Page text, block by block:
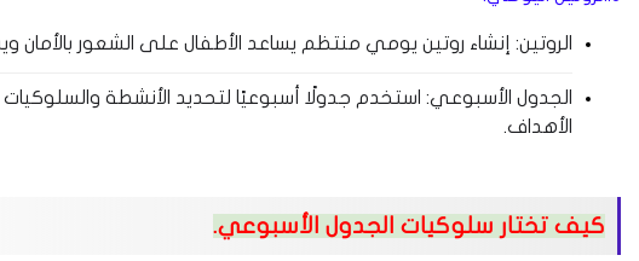
الروتين: إنشاء روتين يومي منتظم يساعد الأطفال على الشعور
الجدول الأسبوعي: استخدم جدولًا أسبوعيًا لتحديد الأنشطة
الأهداف.
كيف تختار سلوكيات الجدول الأسبوعي.